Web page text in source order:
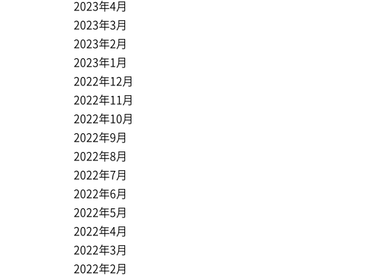
2023年4月
2023年3月
2023年2月
2023年1月
2022年12月
2022年11月
2022年10月
2022年9月
2022年8月
2022年7月
2022年6月
2022年5月
2022年4月
2022年3月
2022年2月